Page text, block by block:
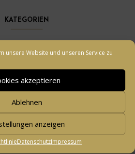
unsere Website und unseren Service zu
akzeptieren
Ablehnen
anzeigen
DatenschutzImpressum
KATEGORIEN